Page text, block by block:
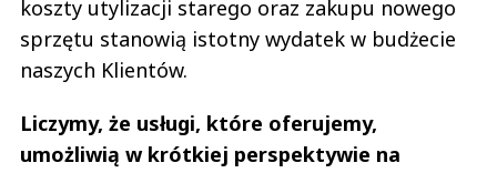
koszty utylizacji starego oraz zakupu nowego
sprzętu stanowią istotny wydatek w budżecie
naszych Klientów.
Liczymy, że usługi, które oferujemy,
umożliwią w krótkiej perspektywie na